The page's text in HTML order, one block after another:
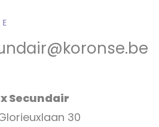
Secundair
30